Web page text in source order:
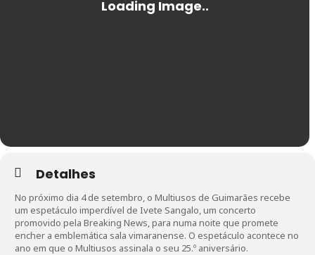
Detalhes
No próximo dia 4 de setembro, o Multiusos de Guimarães recebe
um espetáculo imperdível de Ivete Sangalo, um concerto
promovido pela Breaking News, para numa noite que promete
encher a emblemática sala vimaranense. O espetáculo acontece no
ano em que o Multiusos assinala o seu 25.º aniversário.